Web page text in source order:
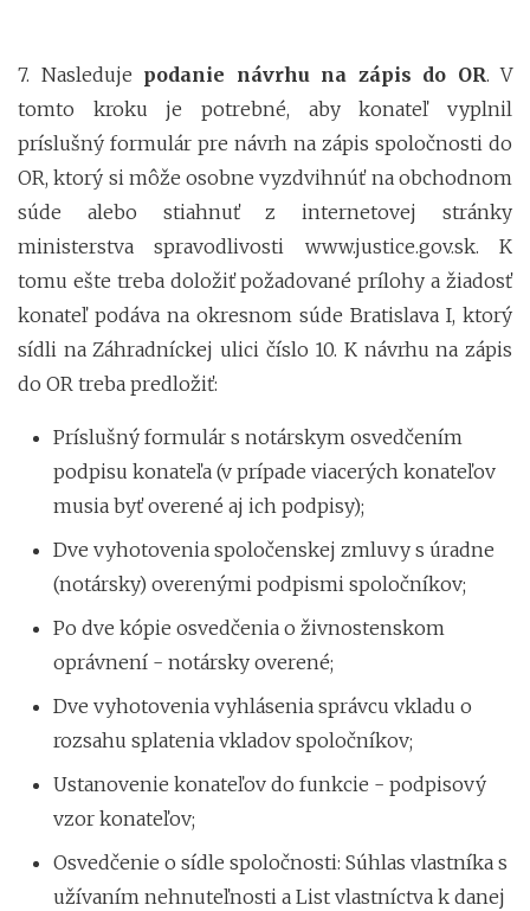
7. Nasleduje podanie návrhu na zápis do OR. V
tomto kroku je potrebné, aby konateľ vyplnil
príslušný formulár pre návrh na zápis spoločnosti do
OR, ktorý si môže osobne vyzdvihnúť na obchodnom
súde alebo stiahnuť z internetovej stránky
ministerstva spravodlivosti www.justice.gov.sk. K
tomu ešte treba doložiť požadované prílohy a žiadosť
konateľ podáva na okresnom súde Bratislava I, ktorý
sídli na Záhradníckej ulici číslo 10. K návrhu na zápis
do OR treba predložiť:
Príslušný formulár s notárskym osvedčením
podpisu konateľa (v prípade viacerých konateľov
musia byť overené aj ich podpisy);
Dve vyhotovenia spoločenskej zmluvy s úradne
(notársky) overenými podpismi spoločníkov;
Po dve kópie osvedčenia o živnostenskom
oprávnení - notársky overené;
Dve vyhotovenia vyhlásenia správcu vkladu o
rozsahu splatenia vkladov spoločníkov;
Ustanovenie konateľov do funkcie - podpisový
vzor konateľov;
Osvedčenie o sídle spoločnosti: Súhlas vlastníka s
užívaním nehnuteľnosti a List vlastníctva k danej